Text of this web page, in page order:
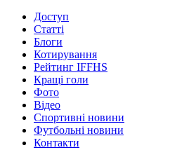
Доступ
Статті
Блоги
Котирування
Рейтинг IFFHS
Кращі голи
Фото
Відео
Спортивні новини
Футбольні новини
Контакти